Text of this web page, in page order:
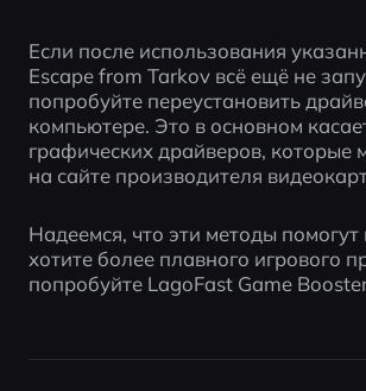
Если после использования
Escape from Tarkov всё ещё не
попробуйте переустановить
компьютере. Это в основном
графических драйверов, которые
на сайте производителя
Надеемся, что эти методы
хотите более плавного игрового
попробуйте LagoFast Game